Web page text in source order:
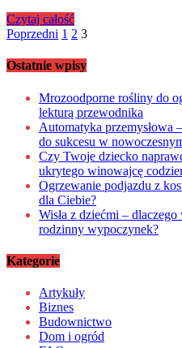
Czytaj całość
Stronicowanie
wpisów
Poprzedni 1 2 3
Ostatnie wpisy
Mrozoodporne rośliny do
lekturą przewodnika
Automatyka przemysłowa
do sukcesu w
Czy Twoje dziecko
ukrytego winowajcę
Ogrzewanie podjazdu z
dla Ciebie?
Wisła z dziećmi –
rodzinny wypoczynek?
Kategorie
Artykuły
Biznes
Budownictwo
Dom i ogród